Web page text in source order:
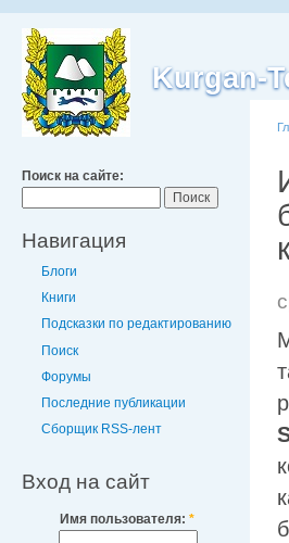
Kurgan-
Поиск на сайте:
Навигация
Блоги
Книги
Подсказки по редактированию
Поиск
Форумы
Последние публикации
Сборщик RSS-лент
Вход на сайт
Имя пользователя:*